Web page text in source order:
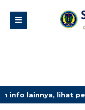
pengumuman